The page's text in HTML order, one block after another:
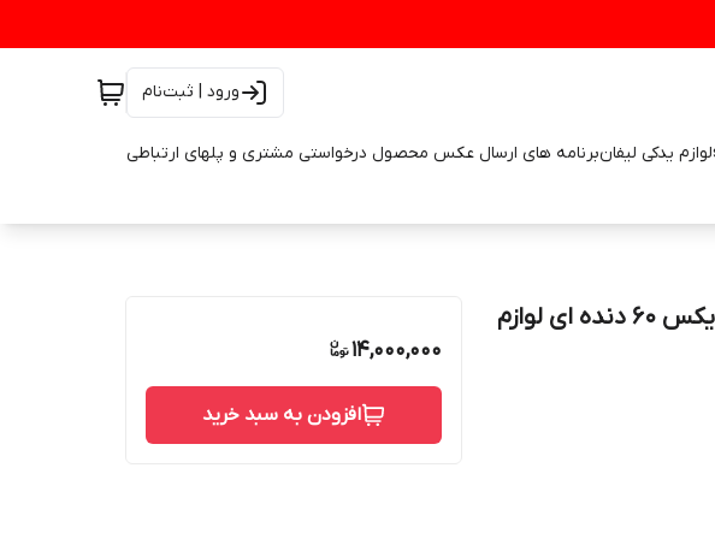
ورود | ثبت‌نام
لوازم یدکی لیفانبرنامه های ارسال عکس محصول درخواستی مشتری و پلهای ارتباطی
منیفولد دود به همراه کاتالیزور لیفان ایکس ۶۰ دنده ای لوازم
14,000,000
افزودن به سبد خرید